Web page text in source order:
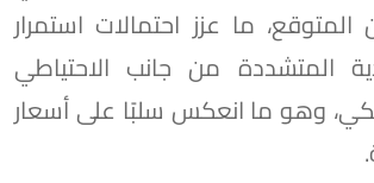
ما عزز احتمالات استمرار
المتشددة من جانب الاحتياطي
وهو ما انعكس سلبًا على أسعار